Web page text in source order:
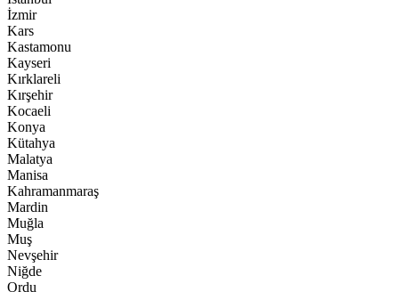
İzmir
Kars
Kastamonu
Kayseri
Kırklareli
Kırşehir
Kocaeli
Konya
Kütahya
Malatya
Manisa
Kahramanmaraş
Mardin
Muğla
Muş
Nevşehir
Niğde
Ordu